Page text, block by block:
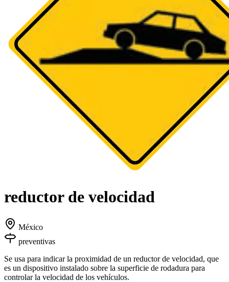
reductor de velocidad
México
preventivas
Se usa para indicar la proximidad de un reductor de velocidad, que
es un dispositivo instalado sobre la superficie de rodadura para
controlar la velocidad de los vehículos.